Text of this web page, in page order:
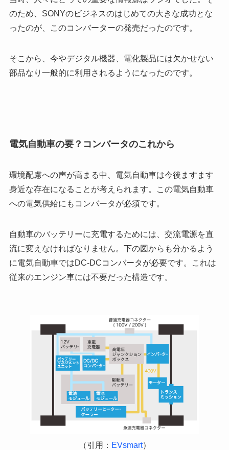
のため、SONYのビジネスのはじめての大きな成功とな
ったのが、このコンバーターの発売だったのです。
そこから、今やデジタル機器、電化製品には欠かせない
部品なり一般的に利用されるようになったのです。
電気自動車の要？コンバータのこれから
環境配慮への声が高まる中、電気自動車は今後ますます
身近な存在になることが考えられます。この電気自動車
への電気供給にもコンバータが必須です。
自動車のバッテリーに充電するためには、交流電源を直
流に変えなければなりません。下の図からも分かるよう
に電気自動車ではDC-DCコンバータが必要です。これは
従来のエンジン車には不要だった構造です。
（引用： EVsmart）